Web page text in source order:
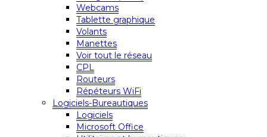
Webcams
Tablette graphique
Volants
Manettes
Voir tout le réseau
CPL
Routeurs
Répéteurs WiFi
Logiciels-Bureautiques
Logiciels
Microsoft Office